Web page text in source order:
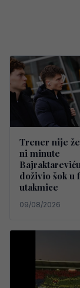
Trener nije
ni minute
doživio šok u
utakmice
09/08/2026